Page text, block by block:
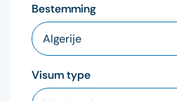
Bestemming
Visum type